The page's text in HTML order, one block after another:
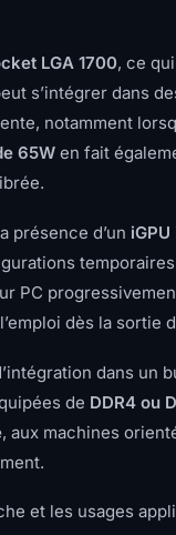
LGA 1700, ce
s’intégrer dans
notamment
65W en fait
présence d’un
PC
dès la sortie
dans un
de DDR4 ou
, aux machines
et les usages